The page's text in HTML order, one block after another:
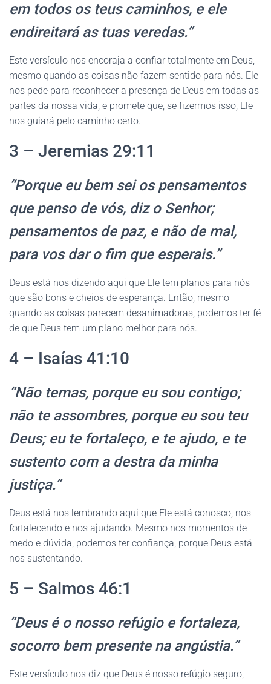
em todos os teus caminhos, e ele
endireitará as tuas veredas.”
Este versículo nos encoraja a confiar totalmente em Deus,
mesmo quando as coisas não fazem sentido para nós. Ele
nos pede para reconhecer a presença de Deus em todas as
partes da nossa vida, e promete que, se fizermos isso, Ele
nos guiará pelo caminho certo.
3 – Jeremias 29:11
“Porque eu bem sei os pensamentos
que penso de vós, diz o Senhor;
pensamentos de paz, e não de mal,
para vos dar o fim que esperais.”
Deus está nos dizendo aqui que Ele tem planos para nós
que são bons e cheios de esperança. Então, mesmo
quando as coisas parecem desanimadoras, podemos ter fé
de que Deus tem um plano melhor para nós.
4 – Isaías 41:10
“Não temas, porque eu sou contigo;
não te assombres, porque eu sou teu
Deus; eu te fortaleço, e te ajudo, e te
sustento com a destra da minha
justiça.”
Deus está nos lembrando aqui que Ele está conosco, nos
fortalecendo e nos ajudando. Mesmo nos momentos de
medo e dúvida, podemos ter confiança, porque Deus está
nos sustentando.
5 – Salmos 46:1
“Deus é o nosso refúgio e fortaleza,
socorro bem presente na angústia.”
Este versículo nos diz que Deus é nosso refúgio seguro,